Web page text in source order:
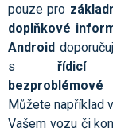
pouze pro
doplňkové
Android
s řídicí
Můžete například
Vašem vozu či